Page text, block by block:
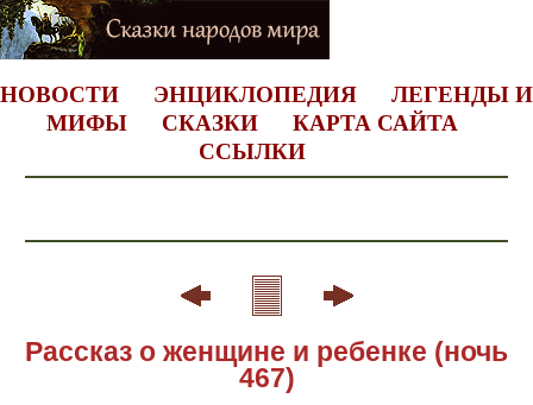
НОВОСТИ ЭНЦИКЛОПЕДИЯ
ЛЕГЕНДЫ И
МИФЫ
СКАЗКИ
КАРТА САЙТА
ССЫЛКИ
Рассказ о женщине и ребенке (ночь
467)